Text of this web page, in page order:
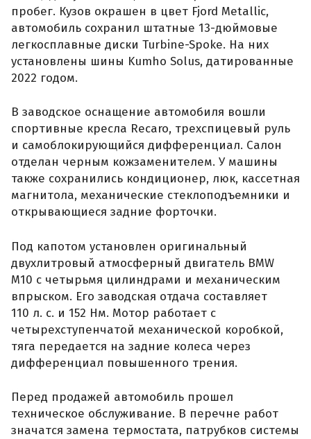
пробег. Кузов окрашен в цвет Fjord Metallic,
автомобиль сохранил штатные 13-дюймовые
легкосплавные диски Turbine-Spoke. На них
установлены шины Kumho Solus, датированные
2022 годом.
В заводское оснащение автомобиля вошли
спортивные кресла Recaro, трехспицевый руль
и самоблокирующийся дифференциал. Салон
отделан черным кожзаменителем. У машины
также сохранились кондиционер, люк, кассетная
магнитола, механические стеклоподъемники и
открывающиеся задние форточки.
Под капотом установлен оригинальный
двухлитровый атмосферный двигатель BMW
M10 с четырьмя цилиндрами и механическим
впрыском. Его заводская отдача составляет
110 л. с. и 152 Нм. Мотор работает с
четырехступенчатой механической коробкой,
тяга передается на задние колеса через
дифференциал повышенного трения.
Перед продажей автомобиль прошел
техническое обслуживание. В перечне работ
значатся замена термостата, патрубков системы